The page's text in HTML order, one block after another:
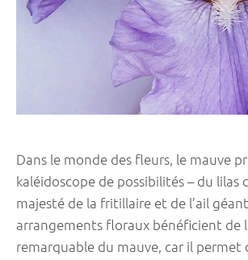
Dans le monde des fleurs, le mauve
kaléidoscope de possibilités – du lilas
majesté de la fritillaire et de l’ail
arrangements floraux bénéficient de
remarquable du mauve, car il permet